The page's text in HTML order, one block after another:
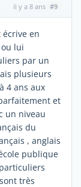
il y a 8 ans #9
en
lui
par un
plusieurs
4 ans aux
et
un niveau
du
, anglais
publique
très